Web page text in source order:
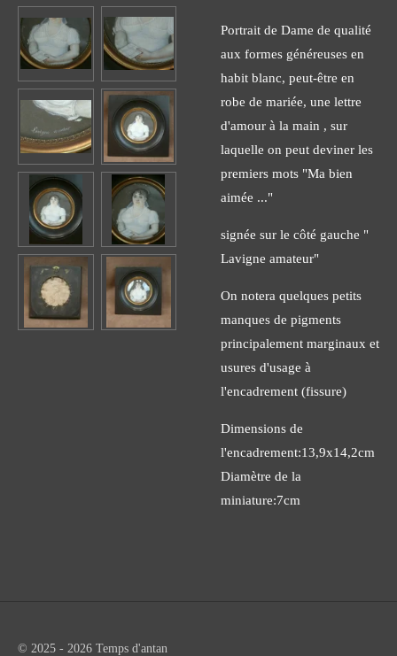
Portrait de Dame de qualité
aux formes généreuses en
habit blanc, peut-être en
robe de mariée, une lettre
d'amour à la main , sur
laquelle on peut deviner les
premiers mots "Ma bien
aimée ..."
signée sur le côté gauche "
Lavigne amateur"
On notera quelques petits
manques de pigments
principalement marginaux et
usures d'usage à
l'encadrement (fissure)
Dimensions de
l'encadrement:13,9x14,2cm
Diamètre de la
miniature:7cm
© 2025 - 2026 Temps d'antan